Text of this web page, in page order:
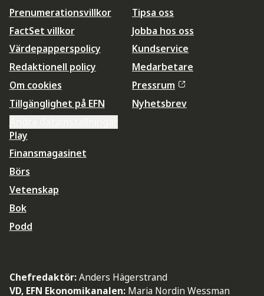
Prenumerationsvillkor
FactSet villkor
Värdepapperspolicy
Redaktionell policy
Om cookies
Tillgänglighet på EFN
Tipsa oss
Jobba hos oss
Kundservice
Medarbetare
Pressrum
Nyhetsbrev
Play
Finansmagasinet
Börs
Vetenskap
Bok
Podd
Chefredaktör:Anders Hägerstrand
VD, EFN Ekonomikanalen: Maria Nordin Wessman